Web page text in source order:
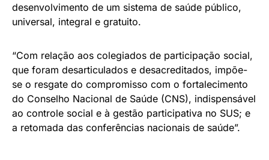
desenvolvimento de um sistema de saúde público,
universal, integral e gratuito.
“Com relação aos colegiados de participação social,
que foram desarticulados e desacreditados, impõe-
se o resgate do compromisso com o fortalecimento
do Conselho Nacional de Saúde (CNS), indispensável
ao controle social e à gestão participativa no SUS; e
a retomada das conferências nacionais de saúde”.